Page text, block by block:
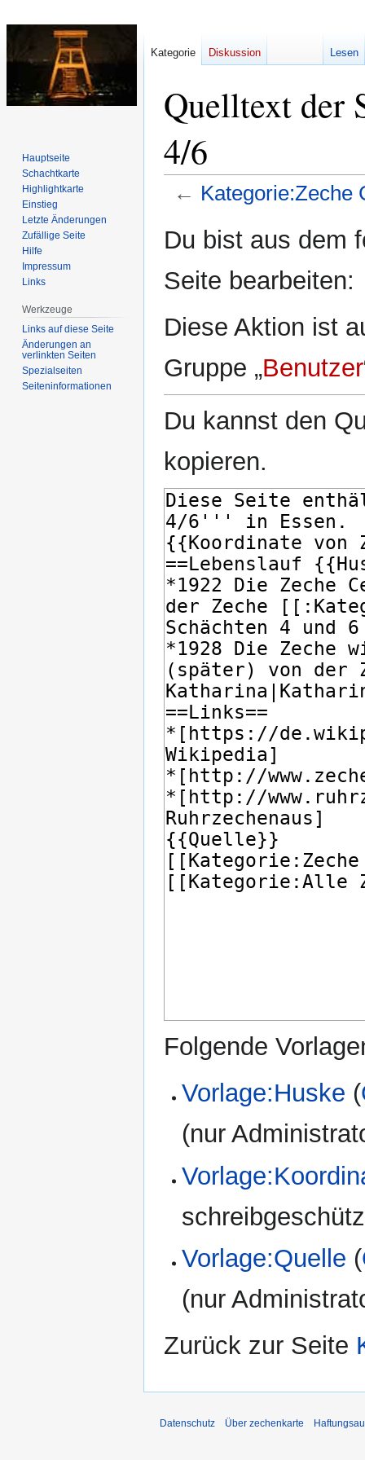
Quelltext der
4/6
← Kategorie:Zeche
Navigation
Suche
Du bist aus dem
Seite bearbeiten:
Diese Aktion ist
Gruppe „Benutzer
Du kannst den
kopieren.
Folgende
Vorlage:Huske (
(nur
Vorlage:Quelle (
(nur
Zurück zur Seite
Kategorie Diskussion Lesen
Hauptseite
Schachtkarte
Highlightkarte
Einstieg
Letzte Änderungen
Zufällige Seite
Hilfe
Impressum
Links
Werkzeuge
Links auf diese Seite
Änderungen an
verlinkten Seiten
Spezialseiten
Seiten­­informationen
Datenschutz Über zechenkarte